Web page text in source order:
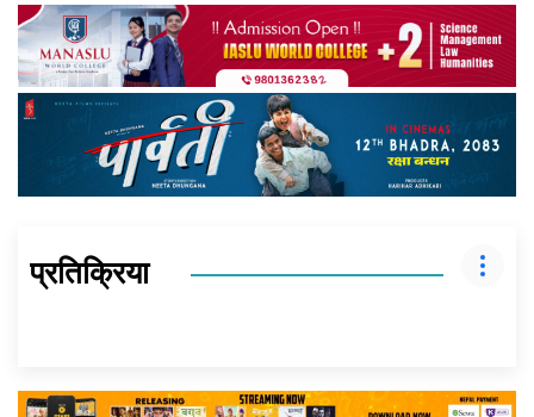
प्रतिक्रिया